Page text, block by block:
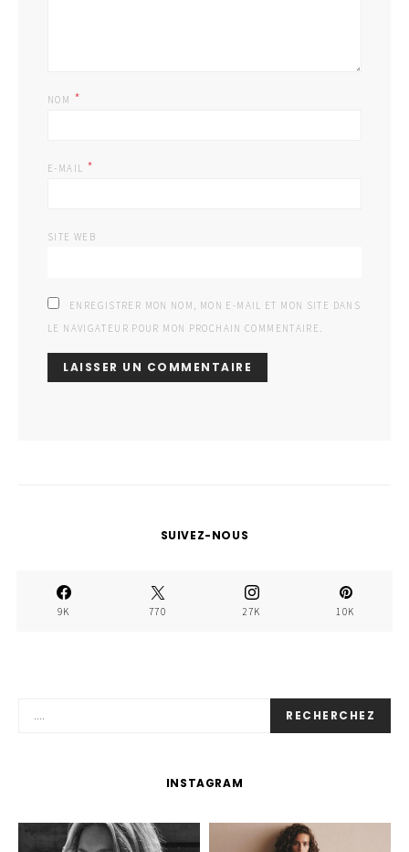
NOM *
E-MAIL *
SITE WEB
ENREGISTRER MON NOM, MON E-MAIL ET MON SITE DANS
LE NAVIGATEUR POUR MON PROCHAIN COMMENTAIRE.
SUIVEZ-NOUS
9K 770 27K 10K
RECHERCHEZ
INSTAGRAM